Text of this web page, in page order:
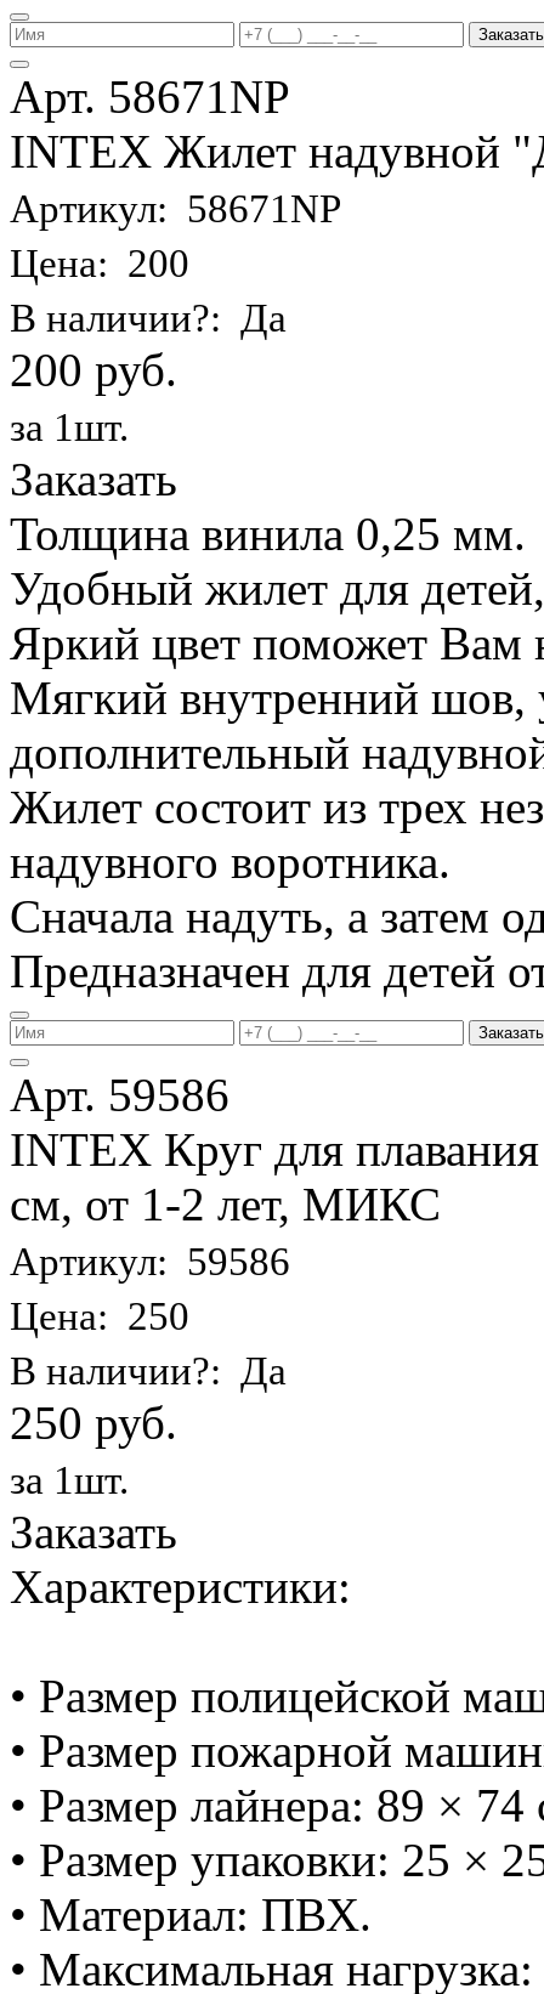
Заказать
Арт. 58671NP
INTEX Жилет надувной
Артикул: 58671NP
Цена: 200
В наличии?: Да
200 руб.
за 1шт.
Заказать
Толщина винила 0,25 мм.
Удобный жилет для
Яркий цвет поможет Вам
Мягкий внутренний шов,
дополнительный
Жилет состоит из трех
надувного воротника.
Сначала надуть, а затем
Предназначен для детей
Заказать
Арт. 59586
INTEX Круг для
см, от 1-2 лет, МИКС
Артикул: 59586
Цена: 250
В наличии?: Да
250 руб.
за 1шт.
Заказать
Характеристики:
• Размер полицейской
• Размер пожарной
• Размер лайнера: 89 × 74
• Размер упаковки: 25 ×
• Материал: ПВХ.
• Максимальная нагрузка: